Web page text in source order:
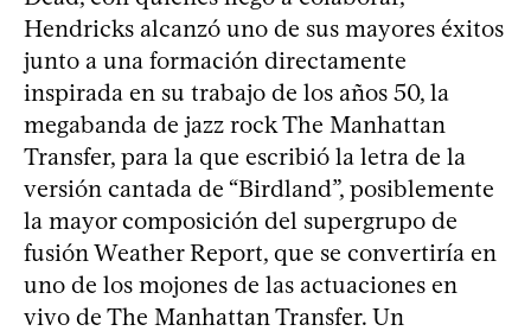
Hendricks alcanzó uno de sus mayores éxitos
junto a una formación directamente
inspirada en su trabajo de los años 50, la
megabanda de jazz rock The Manhattan
Transfer, para la que escribió la letra de la
versión cantada de “Birdland”, posiblemente
la mayor composición del supergrupo de
fusión Weather Report, que se convertiría en
uno de los mojones de las actuaciones en
vivo de The Manhattan Transfer. Un